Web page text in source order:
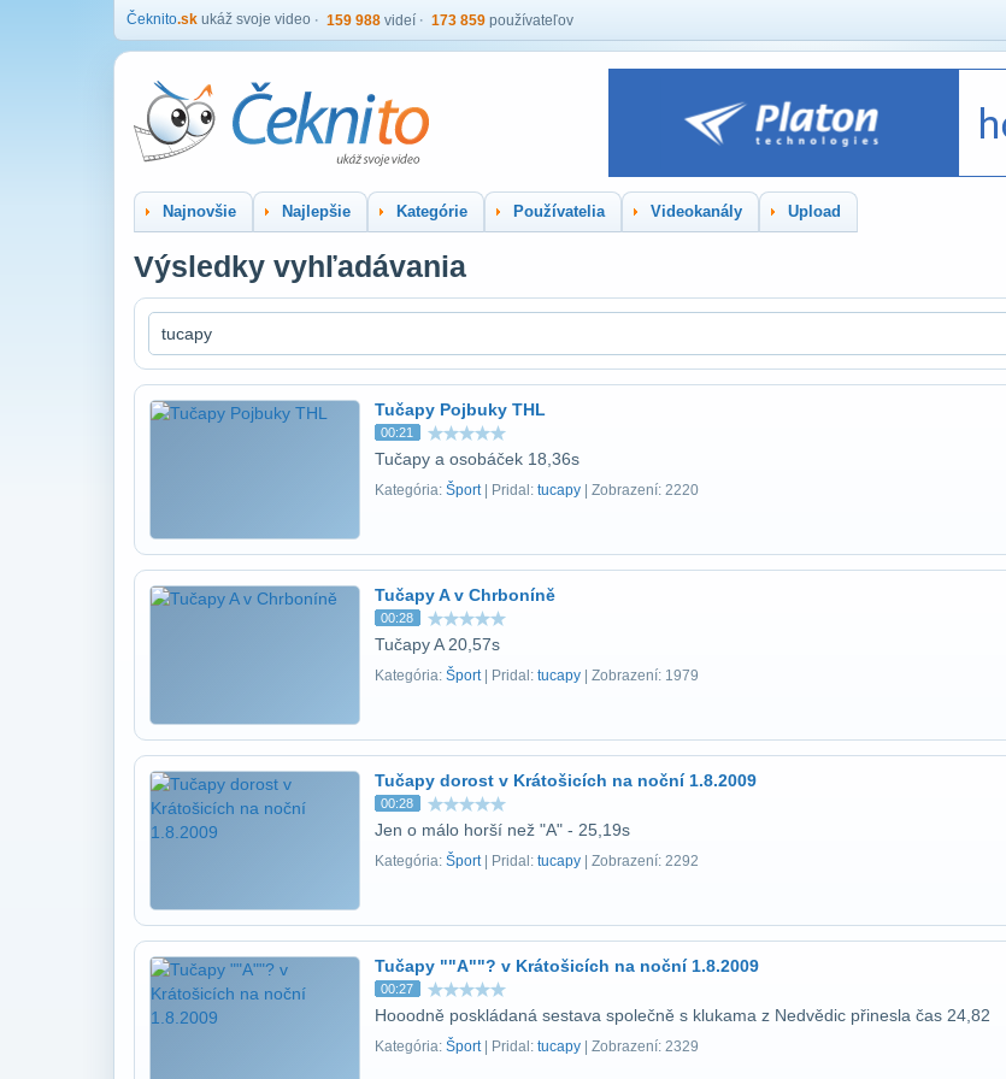
Čeknito.sk ukáž svoje video 159 988 videí 173 859 používateľov
Najnovšie Najlepšie Kategórie Používatelia Videokanály Upload
Výsledky vyhľadávania
Tučapy Pojbuky THL
00:21
Tučapy a osobáček 18,36s
Kategória: Šport| Pridal: tucapy | Zobrazení: 2220
Tučapy A v Chrboníně
00:28
Tučapy A 20,57s
Kategória: Šport| Pridal: tucapy | Zobrazení: 1979
Tučapy dorost v Krátošicích na noční 1.8.2009
00:28
Jen o málo horší než "A" - 25,19s
Kategória: Šport| Pridal: tucapy | Zobrazení: 2292
Tučapy ""A""? v Krátošicích na noční 1.8.2009
00:27
Hooodně poskládaná sestava společně s klukama z Nedvědic přinesla čas 24,82
Kategória: Šport| Pridal: tucapy | Zobrazení: 2329